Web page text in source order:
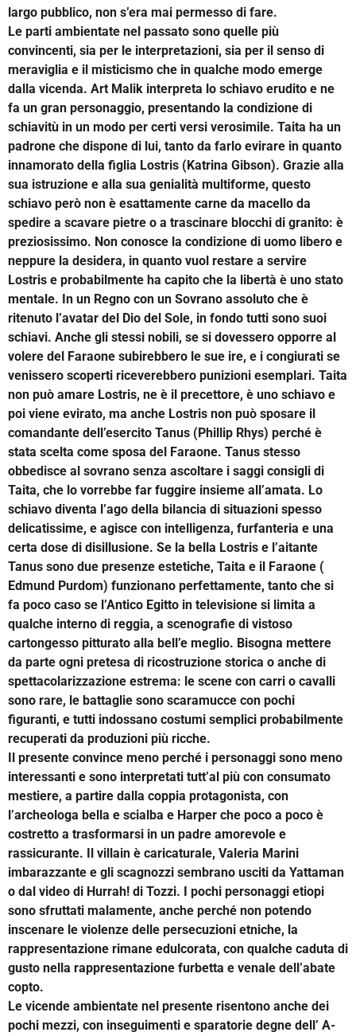
largo pubblico, non s’era mai permesso di fare.
Le parti ambientate nel passato sono quelle più
convincenti, sia per le interpretazioni, sia per il senso di
meraviglia e il misticismo che in qualche modo emerge
dalla vicenda. Art Malik interpreta lo schiavo erudito e ne
fa un gran personaggio, presentando la condizione di
schiavitù in un modo per certi versi verosimile. Taita ha un
padrone che dispone di lui, tanto da farlo evirare in quanto
innamorato della figlia Lostris (Katrina Gibson). Grazie alla
sua istruzione e alla sua genialità multiforme, questo
schiavo però non è esattamente carne da macello da
spedire a scavare pietre o a trascinare blocchi di granito: è
preziosissimo. Non conosce la condizione di uomo libero e
neppure la desidera, in quanto vuol restare a servire
Lostris e probabilmente ha capito che la libertà è uno stato
mentale. In un Regno con un Sovrano assoluto che è
ritenuto l’avatar del Dio del Sole, in fondo tutti sono suoi
schiavi. Anche gli stessi nobili, se si dovessero opporre al
volere del Faraone subirebbero le sue ire, e i congiurati se
venissero scoperti riceverebbero punizioni esemplari. Taita
non può amare Lostris, ne è il precettore, è uno schiavo e
poi viene evirato, ma anche Lostris non può sposare il
comandante dell’esercito Tanus (Phillip Rhys) perché è
stata scelta come sposa del Faraone. Tanus stesso
obbedisce al sovrano senza ascoltare i saggi consigli di
Taita, che lo vorrebbe far fuggire insieme all’amata. Lo
schiavo diventa l’ago della bilancia di situazioni spesso
delicatissime, e agisce con intelligenza, furfanteria e una
certa dose di disillusione. Se la bella Lostris e l’aitante
Tanus sono due presenze estetiche, Taita e il Faraone (
Edmund Purdom) funzionano perfettamente, tanto che si
fa poco caso se l’Antico Egitto in televisione si limita a
qualche interno di reggia, a scenografie di vistoso
cartongesso pitturato alla bell’e meglio. Bisogna mettere
da parte ogni pretesa di ricostruzione storica o anche di
spettacolarizzazione estrema: le scene con carri o cavalli
sono rare, le battaglie sono scaramucce con pochi
figuranti, e tutti indossano costumi semplici probabilmente
recuperati da produzioni più ricche.
Il presente convince meno perché i personaggi sono meno
interessanti e sono interpretati tutt’al più con consumato
mestiere, a partire dalla coppia protagonista, con
l’archeologa bella e scialba e Harper che poco a poco è
costretto a trasformarsi in un padre amorevole e
rassicurante. Il villain è caricaturale, Valeria Marini
imbarazzante e gli scagnozzi sembrano usciti da Yattaman
o dal video di Hurrah! di Tozzi. I pochi personaggi etiopi
sono sfruttati malamente, anche perché non potendo
inscenare le violenze delle persecuzioni etniche, la
rappresentazione rimane edulcorata, con qualche caduta di
gusto nella rappresentazione furbetta e venale dell’abate
copto.
Le vicende ambientate nel presente risentono anche dei
pochi mezzi, con inseguimenti e sparatorie degne dell’ A-